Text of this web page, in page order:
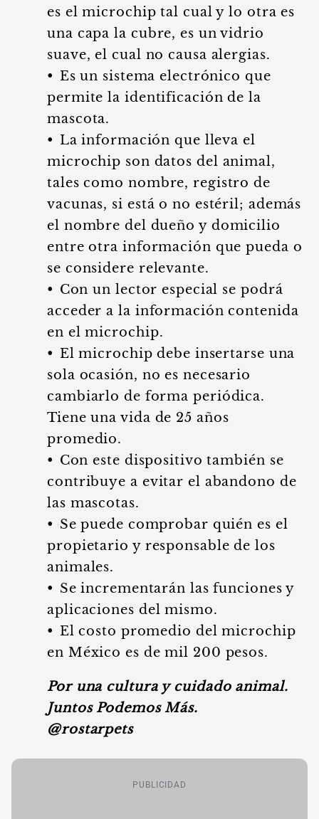
es el microchip tal cual y lo otra es
una capa la cubre, es un vidrio
suave, el cual no causa alergias.
•⁠ ⁠Es un sistema electrónico que
permite la identificación de la
mascota.
•⁠ ⁠La información que lleva el
microchip son datos del animal,
tales como nombre, registro de
vacunas, si está o no estéril; además
el nombre del dueño y domicilio
entre otra información que pueda o
se considere relevante.
•⁠ ⁠Con un lector especial se podrá
acceder a la información contenida
en el microchip.
•⁠ ⁠El microchip debe insertarse una
sola ocasión, no es necesario
cambiarlo de forma periódica.
Tiene una vida de 25 años
promedio.
•⁠ ⁠Con este dispositivo también se
contribuye a evitar el abandono de
las mascotas.
•⁠ ⁠Se puede comprobar quién es el
propietario y responsable de los
animales.
•⁠ ⁠Se incrementarán las funciones y
aplicaciones del mismo.
•⁠ ⁠El costo promedio del microchip
en México es de mil 200 pesos.
Por una cultura y cuidado animal.
Juntos Podemos Más.
@rostarpets
PUBLICIDAD